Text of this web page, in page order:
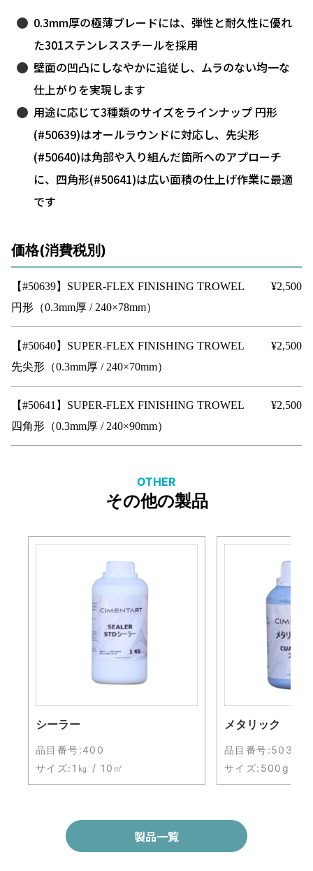
0.3mm厚の極薄ブレードには、弾性と耐久性に優れ
た301ステンレススチールを採用
壁面の凹凸にしなやかに追従し、ムラのない均一な
仕上がりを実現します
用途に応じて3種類のサイズをラインナップ 円形
(#50639)はオールラウンドに対応し、先尖形
(#50640)は角部や入り組んだ箇所へのアプローチ
に、四角形(#50641)は広い面積の仕上げ作業に最適
です
価格(消費税別)
【#50639】SUPER-FLEX FINISHING TROWEL
円形（0.3mm厚 / 240×78mm）
¥2,500
【#50640】SUPER-FLEX FINISHING TROWEL
先尖形（0.3mm厚 / 240×70mm）
¥2,500
【#50641】SUPER-FLEX FINISHING TROWEL
四角形（0.3mm厚 / 240×90mm）
¥2,500
OTHER
その他の製品
シーラー
品目番号:400
サイズ: 1㎏ / 10㎡
メタリック
品目番号:503
サイズ: 500g / 5
製品一覧